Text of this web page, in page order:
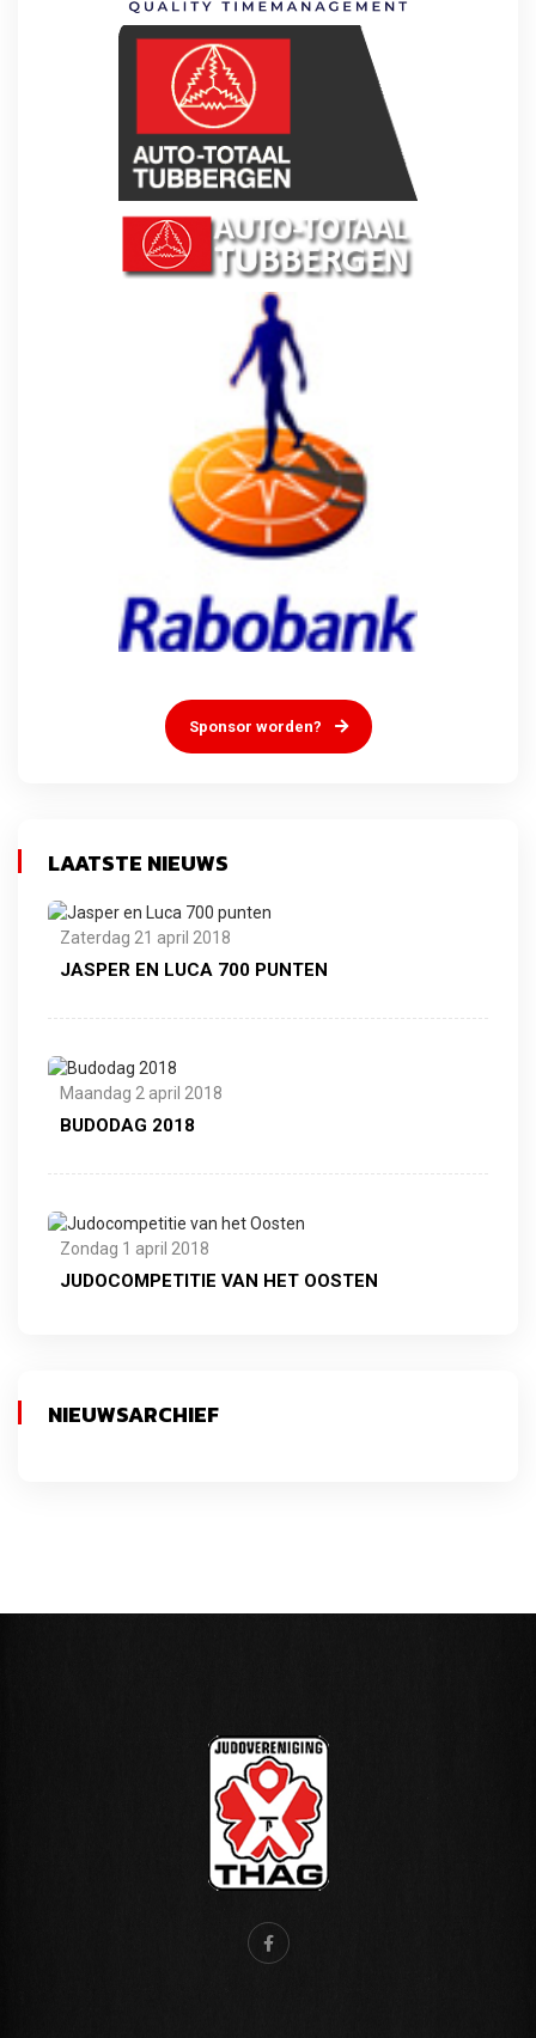
Sponsor worden?
LAATSTE NIEUWS
Zaterdag 21 april 2018
JASPER EN LUCA 700 PUNTEN
Maandag 2 april 2018
BUDODAG 2018
Zondag 1 april 2018
JUDOCOMPETITIE VAN HET OOSTEN
NIEUWSARCHIEF